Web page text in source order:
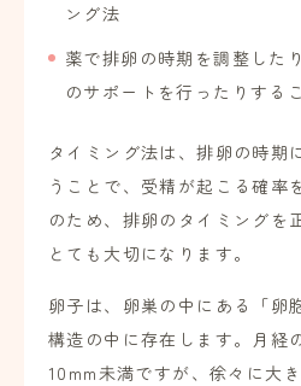
ング法
薬で排卵の時期を調整した
のサポートを行ったりする
タイミング法は、排卵の時期
うことで、受精が起こる確率
のため、排卵のタイミングを
とても大切になります。
卵子は、卵巣の中にある「卵
構造の中に存在します。月経
10mm未満ですが、徐々に大